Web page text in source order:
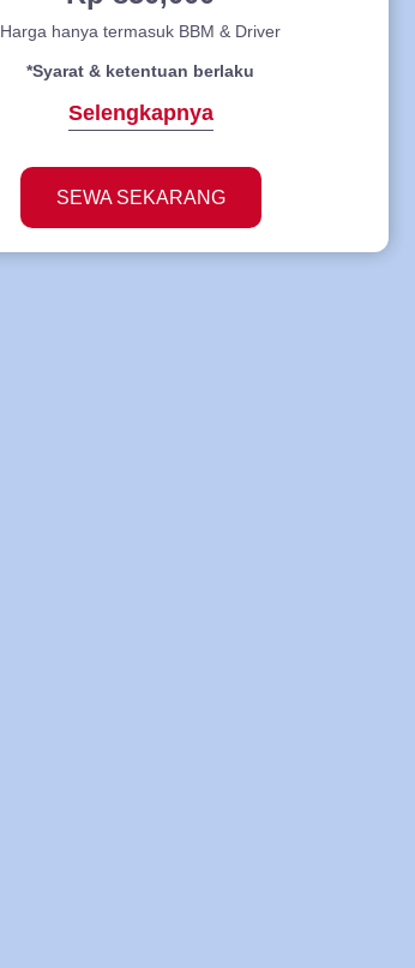
Harga hanya termasuk BBM & Driver
*Syarat & ketentuan berlaku
Selengkapnya
SEWA SEKARANG